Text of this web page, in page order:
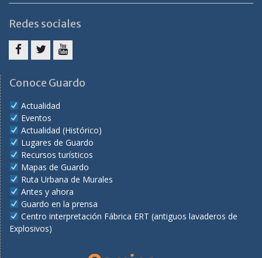
Redes sociales
Conoce Guardo
Actualidad
Eventos
Actualidad (Histórico)
Lugares de Guardo
Recursos turísticos
Mapas de Guardo
Ruta Urbana de Murales
Antes y ahora
Guardo en la prensa
Centro interpretación Fábrica ERT (antiguos lavaderos de
Explosivos)